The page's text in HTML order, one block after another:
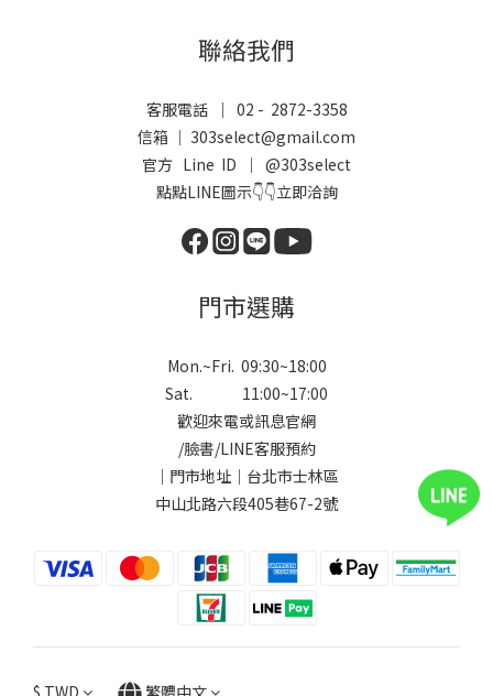
聯絡我們
客服電話 ｜ 02 - 2872-3358
信箱 ｜ 303select@gmail.com
官方 Line ID ｜ @303select
點點LINE圖示👇👇立即洽詢
門市選購
Mon.~Fri. 09:30~18:00
Sat. 11:00~17:00
歡迎來電或訊息官網
/臉書/LINE客服預約
｜門市地址｜台北市士林區
中山北路六段405巷67-2號
$ TWD 繁體中文